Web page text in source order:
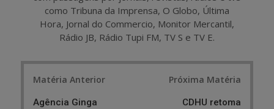
como Tribuna da Imprensa, O Globo, Última
Hora, Jornal do Commercio, Monitor Mercantil,
Rádio JB, Rádio Tupi FM, TV S e TV E.
Matéria Anterior
Agência Ginga
Próxima Matéria
CDHU retoma